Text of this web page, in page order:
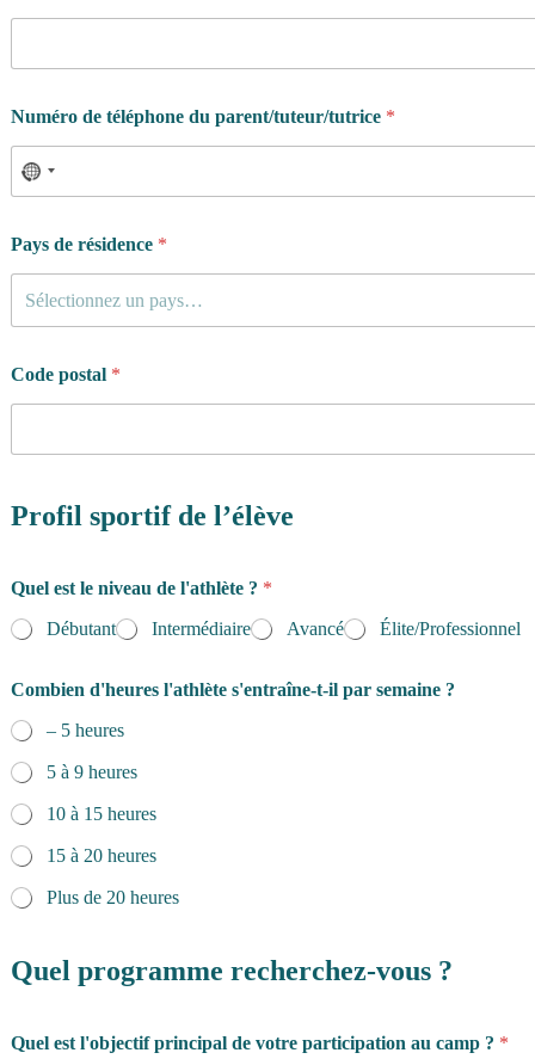
Numéro de téléphone du parent/tuteur/tutrice *
Pays de résidence *
Sélectionnez un pays…
Code postal *
Profil sportif de l’élève
Quel est le niveau de l'athlète ? *
Débutant
Intermédiaire Avancé Élite/Professionnel
Combien d'heures l'athlète s'entraîne-t-il par semaine ?
– 5 heures
5 à 9 heures
10 à 15 heures
15 à 20 heures
Plus de 20 heures
Quel programme recherchez-vous ?
Quel est l'objectif principal de votre participation au camp ? *